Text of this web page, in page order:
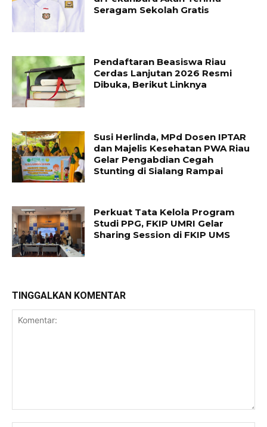
Seragam Sekolah Gratis
Pendaftaran Beasiswa Riau
Cerdas Lanjutan 2026 Resmi
Dibuka, Berikut Linknya
Susi Herlinda, MPd Dosen IPTAR
dan Majelis Kesehatan PWA Riau
Gelar Pengabdian Cegah
Stunting di Sialang Rampai
Perkuat Tata Kelola Program
Studi PPG, FKIP UMRI Gelar
Sharing Session di FKIP UMS
TINGGALKAN KOMENTAR